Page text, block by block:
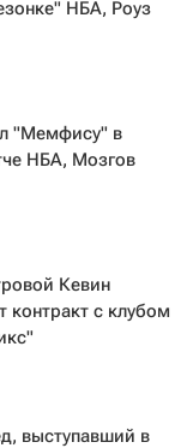
НБА, Роуз
"Мемфису" в
НБА, Мозгов
Кевин
с клубом
выступавший в